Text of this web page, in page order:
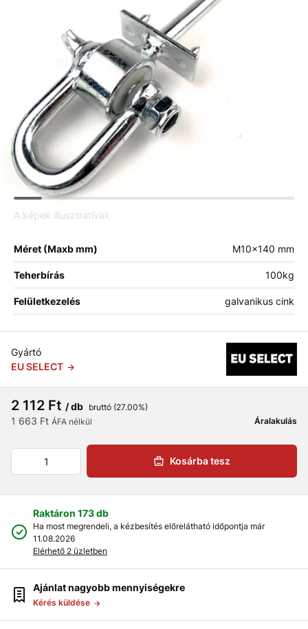
A képek illusztratívak
Méret (Maxb mm) M10x140 mm
Teherbírás 100kg
Felületkezelés galvanikus cink
Gyártó
EU SELECT
2 112 Ft / db bruttó (27.00%)
1 663 Ft ÁFA nélkül Áralakulás
Kosárba tesz
Raktáron 173 db
Ha most megrendeli, a kézbesítés előrelátható időpontja már
11.08.2026
Elérhető 2 üzletben
Ajánlat nagyobb mennyiségekre
Kérés küldése